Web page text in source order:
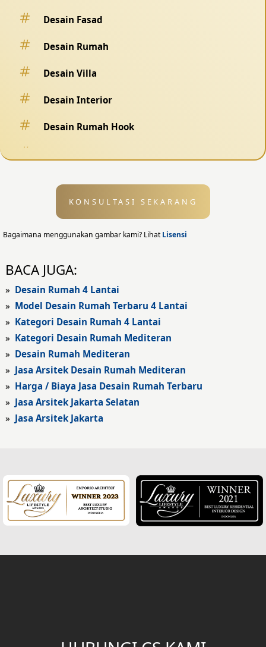
Desain Fasad
Desain Rumah
Desain Villa
Desain Interior
Desain Rumah Hook
Desain Eksterior
Desain Eksterior Rumah
Desain Rumah Modern
Fasad Rumah Modern
Fasad Kantor
Fasad Hotel
Fasad Rumah Klasik
Desain Rumah Mediteran
Fasad Rumah Mediteran
Desain Rumah Villa Bali
Desain Ruang Multifungsi
KONSULTASI SEKARANG
Bagaimana menggunakan gambar kami? LihatLisensi
BACA JUGA:
» Desain Rumah 4 Lantai
» Model Desain Rumah Terbaru 4 Lantai
» Kategori Desain Rumah 4 Lantai
» Kategori Desain Rumah Mediteran
» Desain Rumah Mediteran
» Jasa Arsitek Desain Rumah Mediteran
» Harga / Biaya Jasa Desain Rumah Terbaru
» Jasa Arsitek Jakarta Selatan
» Jasa Arsitek Jakarta